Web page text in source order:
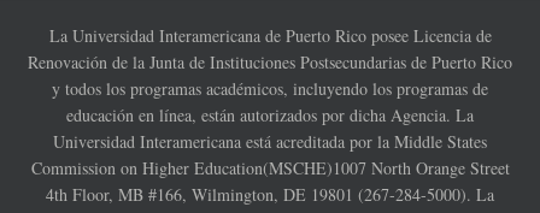
La Universidad Interamericana de Puerto Rico posee Licencia de
Renovación de la Junta de Instituciones Postsecundarias de Puerto Rico
y todos los programas académicos, incluyendo los programas de
educación en línea, están autorizados por dicha Agencia. La
Universidad Interamericana está acreditada por la Middle States
Commission on Higher Education(MSCHE)1007 North Orange Street
4th Floor, MB #166, Wilmington, DE 19801 (267-284-5000). La